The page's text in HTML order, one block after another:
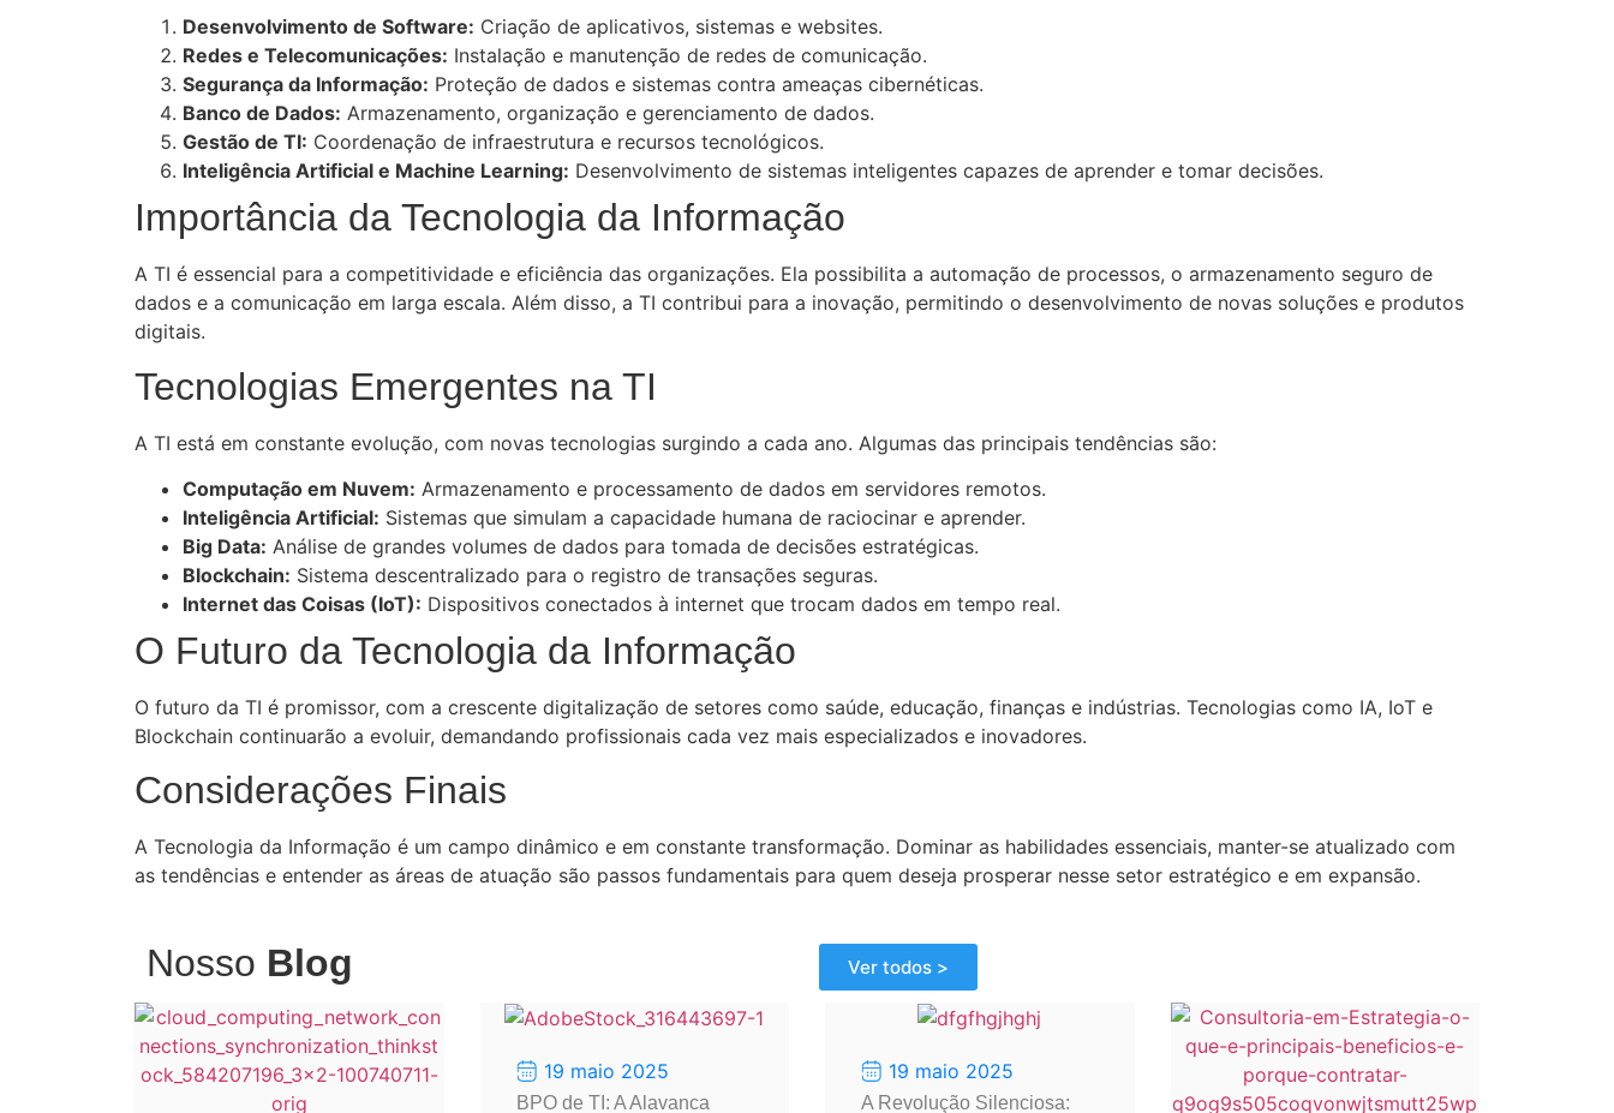
Desenvolvimento de Software: Criação de aplicativos, sistemas e websites.
Redes e Telecomunicações: Instalação e manutenção de redes de comunicação.
Segurança da Informação: Proteção de dados e sistemas contra ameaças cibernéticas.
Banco de Dados: Armazenamento, organização e gerenciamento de dados.
Gestão de TI: Coordenação de infraestrutura e recursos tecnológicos.
Inteligência Artificial e Machine Learning: Desenvolvimento de sistemas inteligentes capazes de aprender e tomar decisões.
Importância da Tecnologia da Informação
A TI é essencial para a competitividade e eficiência das organizações. Ela possibilita a automação de processos, o armazenamento seguro de
dados e a comunicação em larga escala. Além disso, a TI contribui para a inovação, permitindo o desenvolvimento de novas soluções e produtos
digitais.
Tecnologias Emergentes na TI
A TI está em constante evolução, com novas tecnologias surgindo a cada ano. Algumas das principais tendências são:
Computação em Nuvem: Armazenamento e processamento de dados em servidores remotos.
Inteligência Artificial: Sistemas que simulam a capacidade humana de raciocinar e aprender.
Big Data: Análise de grandes volumes de dados para tomada de decisões estratégicas.
Blockchain: Sistema descentralizado para o registro de transações seguras.
Internet das Coisas (IoT): Dispositivos conectados à internet que trocam dados em tempo real.
O Futuro da Tecnologia da Informação
O futuro da TI é promissor, com a crescente digitalização de setores como saúde, educação, finanças e indústrias. Tecnologias como IA, IoT e
Blockchain continuarão a evoluir, demandando profissionais cada vez mais especializados e inovadores.
Considerações Finais
A Tecnologia da Informação é um campo dinâmico e em constante transformação. Dominar as habilidades essenciais, manter-se atualizado com
as tendências e entender as áreas de atuação são passos fundamentais para quem deseja prosperar nesse setor estratégico e em expansão.
Nosso Blog Ver todos >
19 maio 2025
BPO de TI: A Alavanca
19 maio 2025
A Revolução Silenciosa: